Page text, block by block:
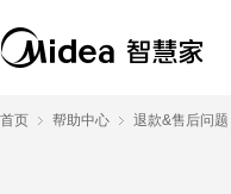
首页 帮助中心 退款&售后问题